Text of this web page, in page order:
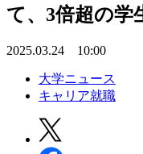
て、3倍超の学
2025.03.24 10:00
大学ニュース
キャリア就職